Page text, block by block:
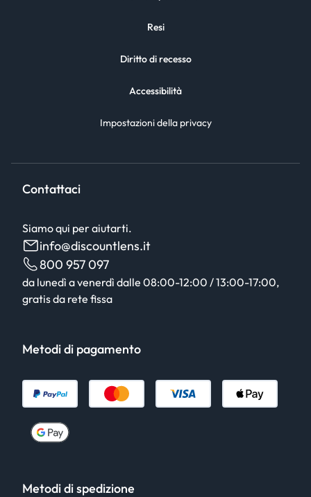
Resi
Diritto di recesso
Accessibilità
Impostazioni della privacy
Contattaci
Siamo qui per aiutarti.
info@discountlens.it
800 957 097
da lunedì a venerdì dalle 08:00-12:00 / 13:00-17:00,
gratis da rete fissa
Metodi di pagamento
Metodi di spedizione